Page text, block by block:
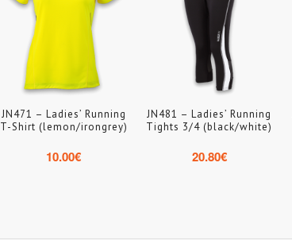
JN471 – Ladies’ Running
T-Shirt (lemon/irongrey)
10.00€
JN481 – Ladies’ Running
Tights 3/4 (black/white)
20.80€